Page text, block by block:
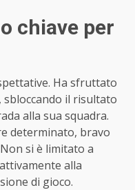
chiave per
Ha sfruttato
sbloccando il risultato
alla sua squadra.
determinato, bravo
si è limitato a
alla
di gioco.